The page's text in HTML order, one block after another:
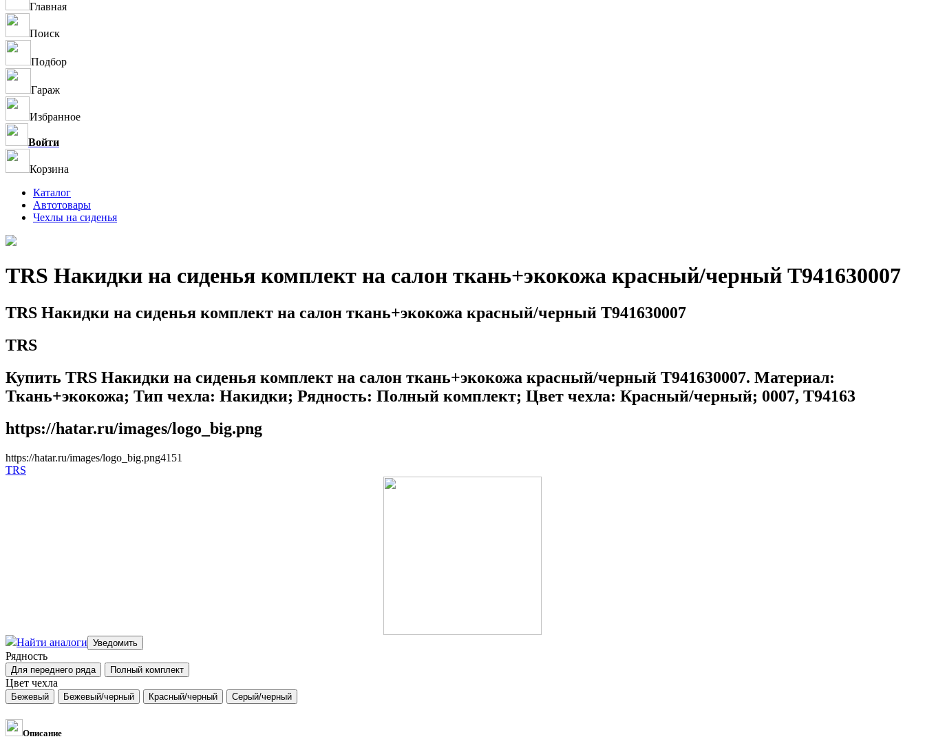
Главная
Поиск
Подбор
Гараж
Избранное
Войти
Корзина
Каталог
Автотовары
Чехлы на сиденья
TRS Накидки на сиденья комплект на салон ткань+экокожа красный/черный T941630007
TRS Накидки на сиденья комплект на салон ткань+экокожа красный/черный T941630007
TRS
Купить TRS Накидки на сиденья комплект на салон ткань+экокожа красный/черный T941630007. Материал:
Ткань+экокожа; Тип чехла: Накидки; Рядность: Полный комплект; Цвет чехла: Красный/черный; 0007, T94163
https://hatar.ru/images/logo_big.png
https://hatar.ru/images/logo_big.png41 51
TRS
Найти аналоги
Рядность
Цвет чехла
Описание